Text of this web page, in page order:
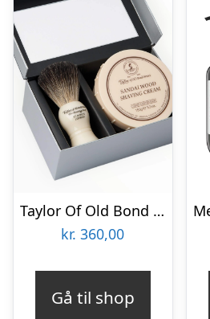
Taylor Of Old Bond Street Gaveæske med Pure Badger Barberkost og Barbercreme, Sandeltræ
kr. 360,00
Gå til shop